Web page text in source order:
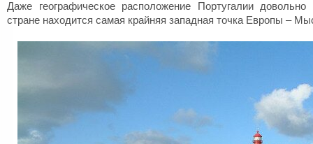
Даже географическое расположение Португалии
стране находится самая крайняя западная точка Европы –